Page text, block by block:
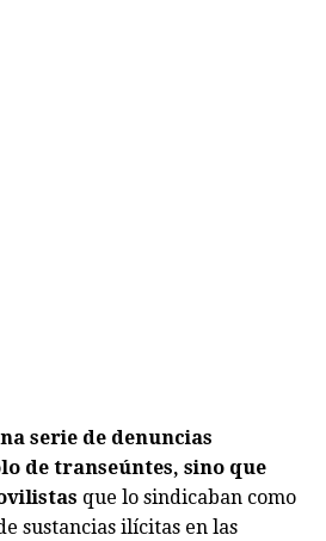
serie de denuncias
de transeúntes, sino que
que lo sindicaban como
sustancias ilícitas en las